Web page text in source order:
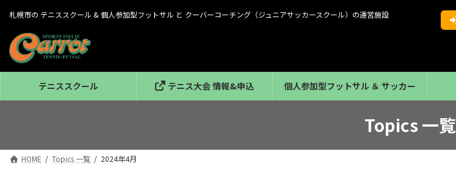
ッ
移
札幌市の テニススクール & 個人参加型フットサル と クーバーコーチング（ジュニアサッカースクール）の運営施設
テニススクール テニス大会 情報&申込 個人参加型フットサル ＆ サッカー
Topics 一覧
HOME Topics 一覧 2024年4月